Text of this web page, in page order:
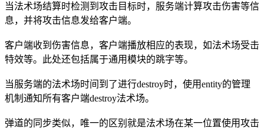
当法术场结算时检测到攻击目标时，服务端计算攻击伤害等信
息，并将攻击信息发给客户端。
客户端收到伤害信息，客户端播放相应的表现，如法术场受击
特效等。此处还包括属于通用模块的跳字等。
当服务端的法术场时间到了进行destroy时，使用entity的管理
机制通知所有客户端destroy法术场。
弹道的同步类似，唯一的区别就是法术场在某一位置使用攻击